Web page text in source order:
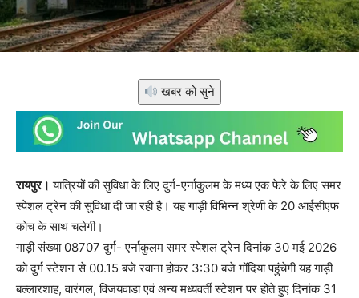
खबर को सुने
रायपुर। यात्रियों की सुविधा के लिए दुर्ग-एर्नाकुलम के मध्य एक फेरे के लिए समर
स्पेशल ट्रेन की सुविधा दी जा रही है। यह गाड़ी विभिन्न श्रेणी के 20 आईसीएफ
कोच के साथ चलेगी।
गाड़ी संख्या 08707 दुर्ग- एर्नाकुलम समर स्पेशल ट्रेन दिनांक 30 मई 2026
को दुर्ग स्टेशन से 00.15 बजे रवाना होकर 3:30 बजे गोंदिया पहुंचेगी यह गाड़ी
बल्लारशाह, वारंगल, विजयवाडा एवं अन्य मध्यवर्ती स्टेशन पर होते हुए दिनांक 31